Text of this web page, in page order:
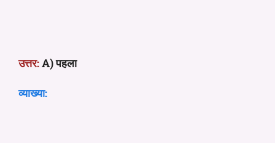
उत्तर:A) पहला
व्याख्या: